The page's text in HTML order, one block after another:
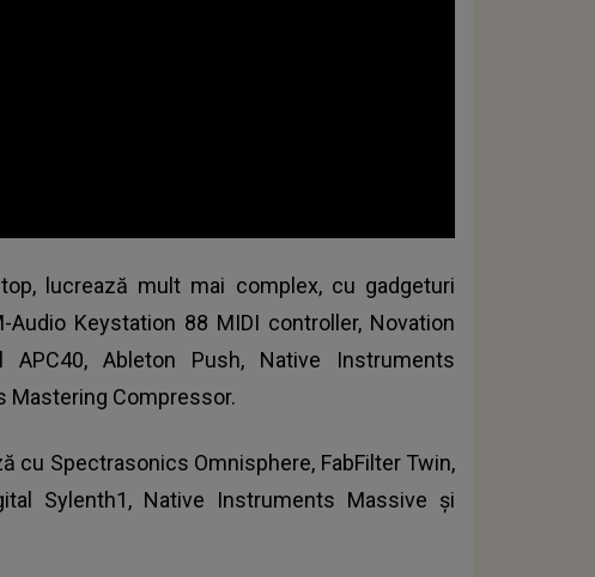
lucrează mult mai complex, cu gadgeturi
Keystation 88 MIDI controller, Novation
APC40, Ableton Push, Native Instruments
Mastering Compressor.
cu Spectrasonics Omnisphere, FabFilter Twin,
Sylenth1, Native Instruments Massive şi